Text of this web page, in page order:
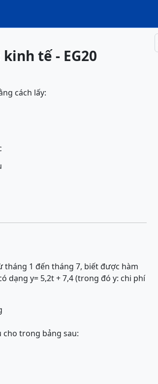
tế - EG20
cách lấy:
tháng 1 đến tháng 7, biết được hàm
dạng y= 5,2t + 7,4 (trong đó y: chi phí
cho trong bảng sau: